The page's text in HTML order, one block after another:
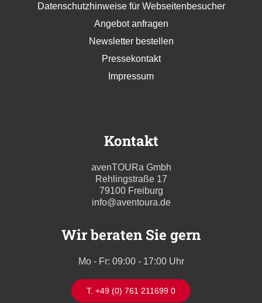
Datenschutzhinweise für Webseitenbesucher
Angebot anfragen
Newsletter bestellen
Pressekontakt
Impressum
Kontakt
avenTOURa Gmbh
Rehlingstraße 17
79100 Freiburg
info@aventoura.de
Wir beraten Sie gern
Mo - Fr: 09:00 - 17:00 Uhr
T. +49 (0) 761 211699 0